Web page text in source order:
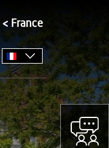
France